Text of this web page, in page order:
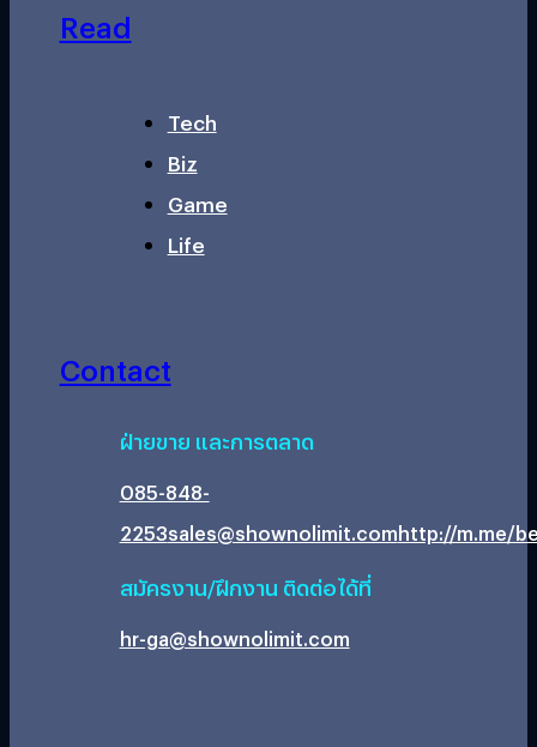
Read
Tech
Biz
Game
Life
Contact
ฝ่ายขาย และการตลาด
085-848-
2253sales@shownolimit.comhttp://m.me/
สมัครงาน/ฝึกงาน ติดต่อได้ที่
hr-ga@shownolimit.com